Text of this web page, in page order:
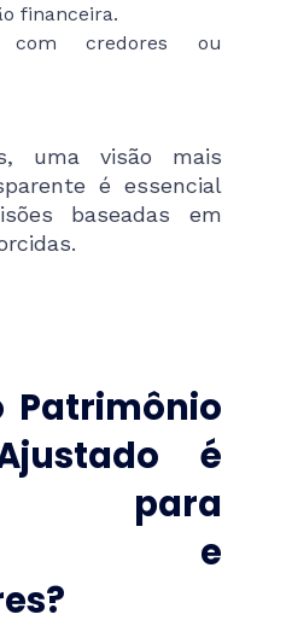
financeira.
com credores ou
uma visão mais
é essencial
baseadas em
Patrimônio
é
para
e